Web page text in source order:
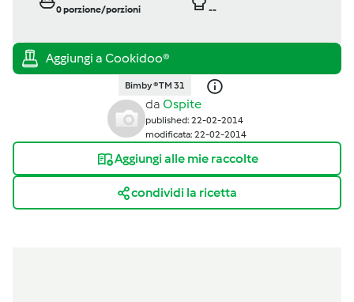
0porzione/porzioni
--
Bimby ® TM 31
da Ospite
published: 22-02-2014
modificata: 22-02-2014
Aggiungi alle mie raccolte
condividi la ricetta